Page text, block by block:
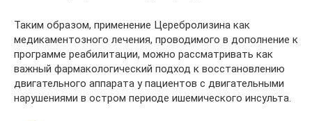
Таким образом, применение Церебролизина как
медикаментозного лечения, проводимого в дополнение к
программе реабилитации, можно рассматривать как
важный фармакологический подход к восстановлению
двигательного аппарата у пациентов с двигательными
нарушениями в остром периоде ишемического инсульта.